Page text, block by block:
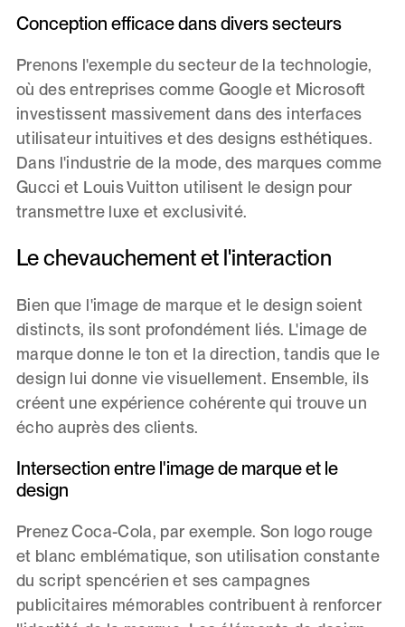
Conception efficace dans divers secteurs
Prenons l'exemple du secteur de la technologie,
où des entreprises comme Google et Microsoft
investissent massivement dans des interfaces
utilisateur intuitives et des designs esthétiques.
Dans l'industrie de la mode, des marques comme
Gucci et Louis Vuitton utilisent le design pour
transmettre luxe et exclusivité.
Le chevauchement et l'interaction
Bien que l'image de marque et le design soient
distincts, ils sont profondément liés. L'image de
marque donne le ton et la direction, tandis que le
design lui donne vie visuellement. Ensemble, ils
créent une expérience cohérente qui trouve un
écho auprès des clients.
Intersection entre l'image de marque et le
design
Prenez Coca-Cola, par exemple. Son logo rouge
et blanc emblématique, son utilisation constante
du script spencérien et ses campagnes
publicitaires mémorables contribuent à renforcer